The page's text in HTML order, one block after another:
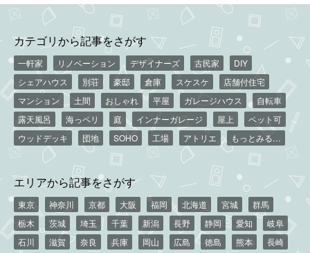
カテゴリから記事をさがす
一軒家 リノベーション デザイナーズ 古民家
DIY
シェアハウス
別荘 豪邸 倉庫 スケスケ
店舗付住宅
マンション
土間 おしゃれ 平屋 ガレージハウス
自転車
露天風呂
海っペリ 庭 インナーガレージ 屋上
ペット可
ウッドデッキ
団地 SOHO 工場 アトリエ もっとみる…
エリアから記事をさがす
東京 神奈川 京都 大阪 福岡 北海道 宮城
群馬
栃木
茨城 埼玉 千葉 新潟 長野 静岡 愛知
岐阜
石川
滋賀 奈良 兵庫 岡山 広島 徳島 熊本
長崎